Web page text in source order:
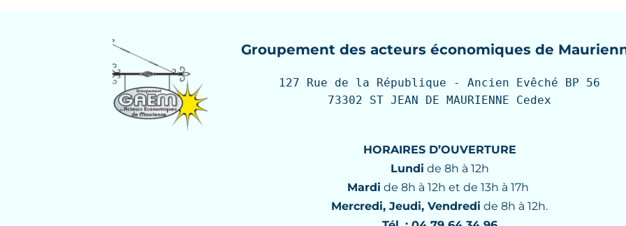
Groupement des acteurs économiques de
127 Rue de la République - Ancien Evêché BP 56
73302 ST JEAN DE MAURIENNE Cedex
HORAIRES D’OUVERTURE
Lundi de 8h à 12h
Mardi de 8h à 12h et de 13h à 17h
Mercredi, Jeudi, Vendredi de 8h à 12h.